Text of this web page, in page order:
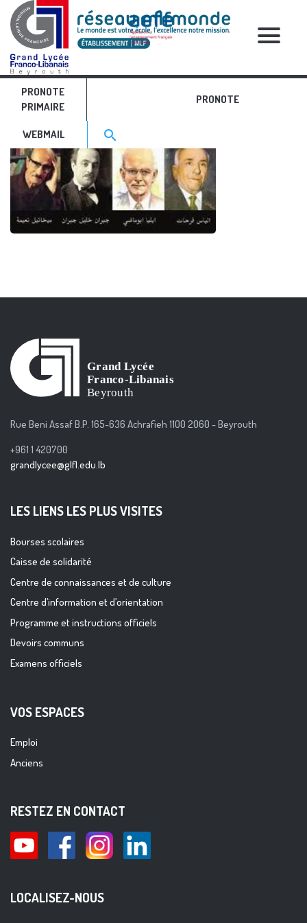
PRONOTE
PRIMAIRE
PRONOTE
WEBMAIL Search for:>
search
RELATIVE POSTS
Image19
Rue Beni Assaf B.P. 165-636 Achrafieh 1100 2060 - Beyrouth
+961 1 420700
grandlycee@glfl.edu.lb
LES LIENS LES PLUS VISITES
Bourses scolaires
Caisse de solidarité
Centre de connaissances et de culture
Centre d’information et d’orientation
Programme et instructions officiels
Devoirs communs
Examens officiels
VOS ESPACES
Emploi
Anciens
RESTEZ EN CONTACT
LOCALISEZ-NOUS